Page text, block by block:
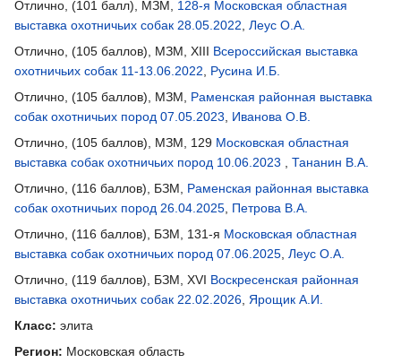
Отлично, (101 балл), МЗМ, 128-я Московская областная
выставка охотничьих собак 28.05.2022 Леус О.А.
Отлично, (105 баллов), МЗМ, XIII Всероссийская выставка
охотничьих собак 11-13.06.2022
Русина И.Б.
Отлично, (105 баллов), МЗМ, Раменская районная выставка
собак охотничьих пород 07.05.2023
Иванова О.В.
Отлично, (105 баллов), МЗМ, 129 Московская областная
выставка собак охотничьих пород 10.06.2023
Тананин В.А.
Отлично, (116 баллов), БЗМ, Раменская районная выставка
собак охотничьих пород 26.04.2025 Петрова В.А.
Отлично, (116 баллов), БЗМ, 131-я Московская областная
выставка собак охотничьих пород 07.06.2025 Леус О.А.
Отлично, (119 баллов), БЗМ, XVI Воскресенская районная
выставка охотничьих собак 22.02.2026 Ярощик А.И.
Класс: элита
Регион: Московская область